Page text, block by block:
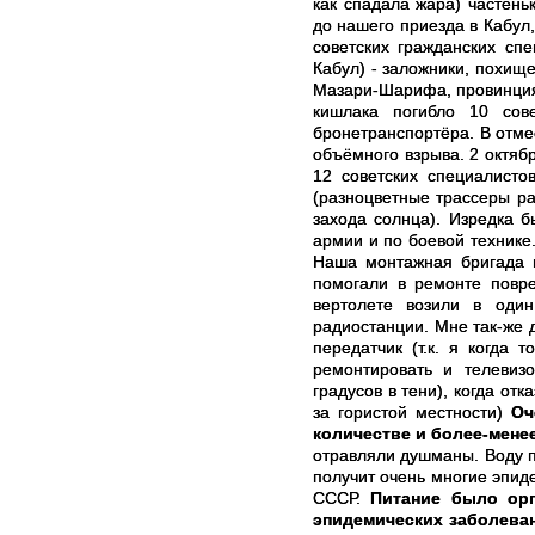
как спадала жара)
до нашего приезда в
советских гражданских
Кабул) - заложники,
Мазари-Шарифа,
кишлака погибло 10
бронетранспортёра. В
объёмного взрыва. 2
12 советских
(разноцветные трассеры
захода солнца). Изредка
армии и по боевой
Наша монтажная бригада
помогали в ремонте
вертолете возили в
радиостанции. Мне так-же
передатчик (т.к. я когда
ремонтировать и
градусов в тени), когда
за гористой местности)
количестве и более-
отравляли душманы. Воду
получит очень многие
СССР.Питание было
эпидемических